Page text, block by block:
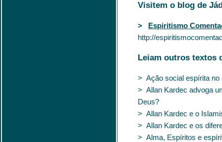
Visitem o blog de
> Espiritismo
http://
Leiam outros textos
> Ação social espírita no
> Allan Kardec advoga
Deus?
> Allan Kardec e o
> Allan Kardec e os
> Alma, Espíritos e